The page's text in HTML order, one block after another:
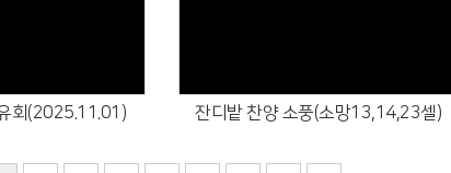
회(2025.11.01) 잔디밭 찬양 소풍(소망13,14,23셀)